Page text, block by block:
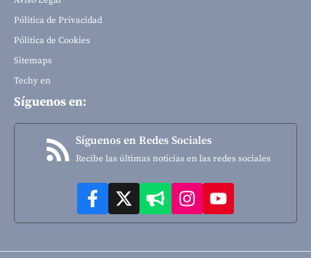
Pólitica de Privacidad
Pólitica de Cookies
Sitemaps
Techy en
Síguenos en:
Síguenos en Redes Sociales
Recibe las últimas noticias en las redes sociales